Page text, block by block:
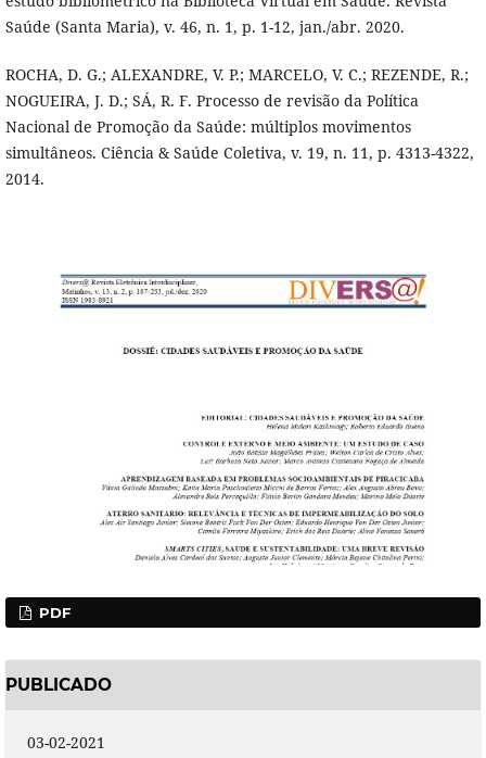
Saúde (Santa Maria), v. 46, n. 1, p. 1-12, jan./abr. 2020.
ROCHA, D. G.; ALEXANDRE, V. P.; MARCELO, V. C.; REZENDE, R.;
NOGUEIRA, J. D.; SÁ, R. F. Processo de revisão da Política
Nacional de Promoção da Saúde: múltiplos movimentos
simultâneos. Ciência & Saúde Coletiva, v. 19, n. 11, p. 4313-4322,
2014.
PDF
PUBLICADO
03-02-2021